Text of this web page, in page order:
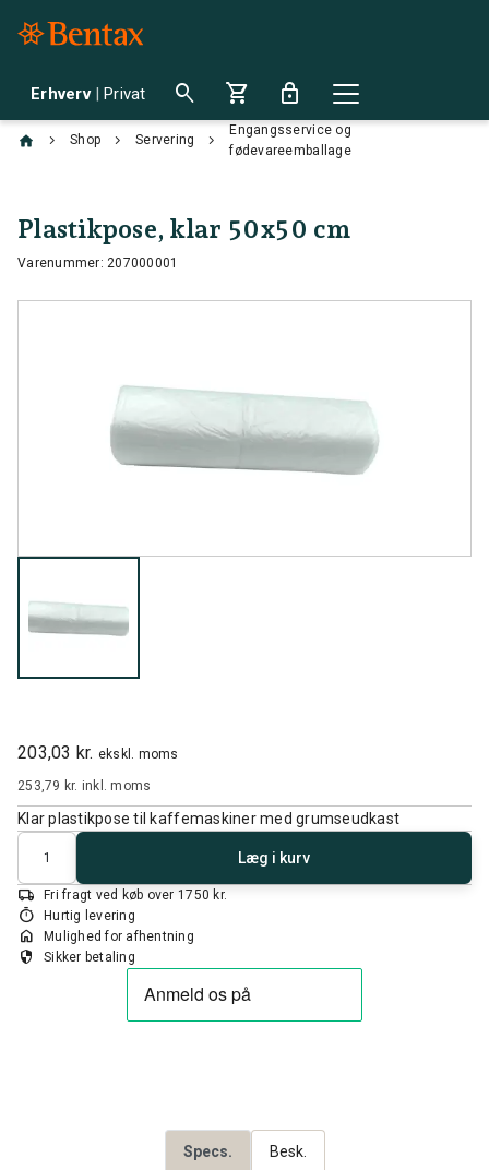
Erhverv | Privat search shopping_cart lock
chevron_right Shop chevron_right Servering chevron_right
Engangsservice og
fødevareemballage
Plastikpose, klar 50x50 cm
Varenummer: 207000001
203,03 kr. ekskl. moms
253,79 kr. inkl. moms
Klar plastikpose til kaffemaskiner med grumseudkast
Antal
Læg i kurv
local_shipping Fri fragt ved køb over 1750 kr.
timer Hurtig levering
home Mulighed for afhentning
security Sikker betaling
Specs. Besk.